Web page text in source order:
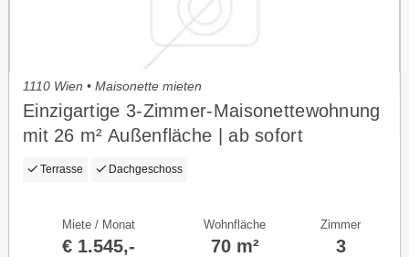
1110 Wien • Maisonette mieten
Einzigartige 3-Zimmer-Maisonettewohnung
mit 26 m² Außenfläche | ab sofort
bezugsfertig
Terrasse Dachgeschoss
Miete / Monat
€ 1.545,-
Wohnfläche
70 m²
Zimmer
3